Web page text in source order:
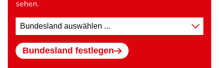
sehen.
Standort
wählen
Bundesland festlegen